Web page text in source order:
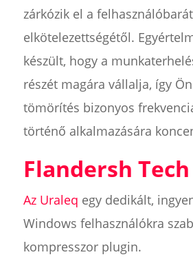
zárkózik el a
elkötelezettségétől.
készült, hogy a
részét magára vállalja, így
tömörítés bizonyos
történő alkalmazására
Flandersh
Az Uraleq egy dedikált,
Windows felhasználókra
kompresszor plugin.